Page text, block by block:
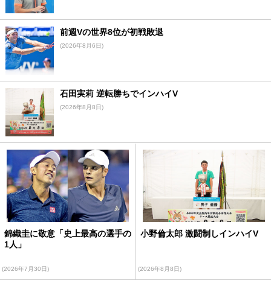
前週Vの世界8位が初戦敗退
(2026年8月6日)
石田実莉 逆転勝ちでインハイV
(2026年8月8日)
錦織圭に敬意「史上最高の選手の
1人」
(2026年7月30日)
小野倫太郎 激闘制しインハイV
(2026年8月8日)